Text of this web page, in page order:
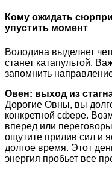
Кому ожидать
упустить момент
Володина выделяет
станет катапультой.
запомнить
Овен: выход из
Дорогие Овны, вы
конкретной сфере.
вперед или
ощутите прилив сил и
долгое время. Этот
энергия пробьет все